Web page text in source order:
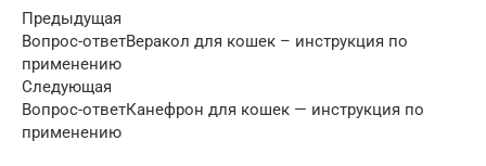
Предыдущая
Вопрос-ответВеракол для кошек – инструкция по
применению
Следующая
Вопрос-ответКанефрон для кошек — инструкция по
применению